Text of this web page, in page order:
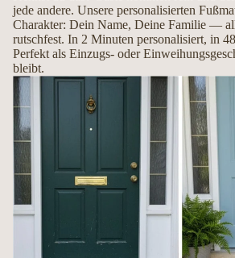
Mit Liebe handgemacht in
Jede Fußmatte wird erst nach Ihrer Bestellung
ein hochwertiges Unikat, das Ihren Hund und Ihre
widerspiegelt.
jede andere. Unsere personalisierten
Charakter: Dein Name, Deine Familie —
rutschfest. In 2 Minuten personalisiert, in
Perfekt als Einzugs- oder
bleibt.